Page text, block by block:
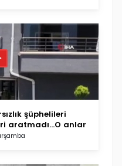
şüphelileri
aratmadı...O anlar